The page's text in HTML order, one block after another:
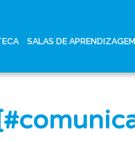
SALAS DE APRENDIZAGEM